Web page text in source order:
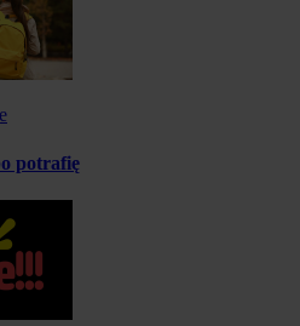
potrafię